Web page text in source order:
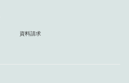
資料請求